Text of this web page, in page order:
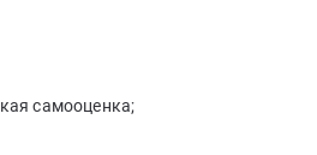
самооценка;